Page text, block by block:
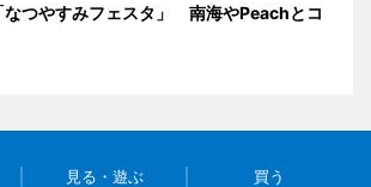
なつやすみフェスタ」 南海やPeachとコ
見る・遊ぶ 買う